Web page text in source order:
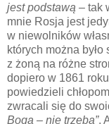
jest podstawą – tak
mnie Rosja jest
w niewolników
których można
z żoną na różne
dopiero w 1861
powiedzieli chłopom
zwracali się do
Boga – nie trzeba”.